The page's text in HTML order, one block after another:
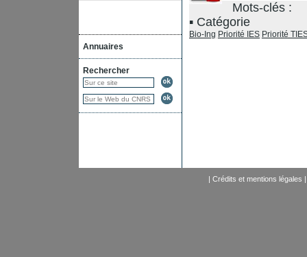
Annuaires
Rechercher
Mots-clés :
Catégorie
Bio-Ing Priorité IES Priorité
| Crédits et mentions légales